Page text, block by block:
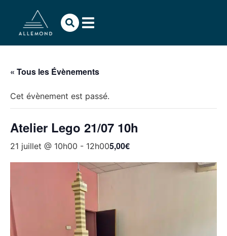
« Tous les Évènements
Cet évènement est passé.
Atelier Lego 21/07 10h
21 juillet @ 10h00 - 12h005,00€